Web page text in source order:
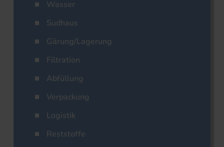
Wasser
Sudhaus
Gärung/Lagerung
Filtration
Abfüllung
Verpackung
Logistik
Reststoffe